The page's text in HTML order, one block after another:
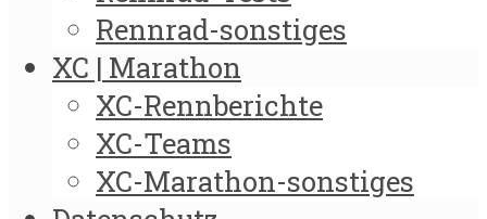
Rennrad-sonstiges
XC | Marathon
XC-Rennberichte
XC-Teams
XC-Marathon-sonstiges